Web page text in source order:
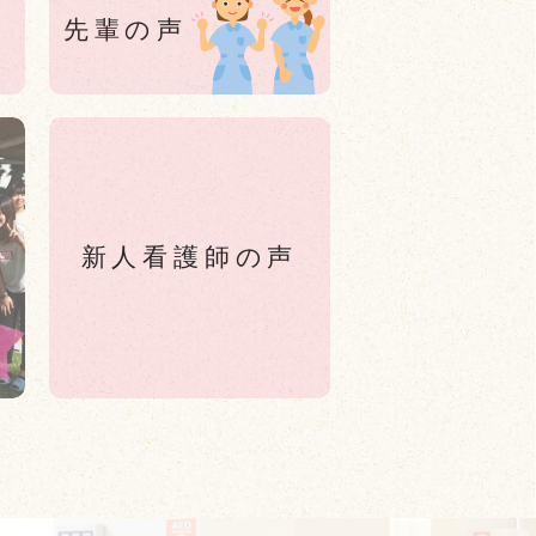
先輩の声
新人看護師の声